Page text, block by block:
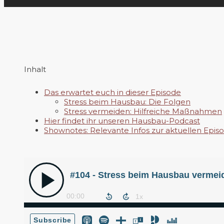
Inhalt
Das erwartet euch in dieser Episode
Stress beim Hausbau: Die Folgen
Stress vermeiden: Hilfreiche Maßnahmen
Hier findet ihr unseren Hausbau-Podcast
Shownotes: Relevante Infos zur aktuellen